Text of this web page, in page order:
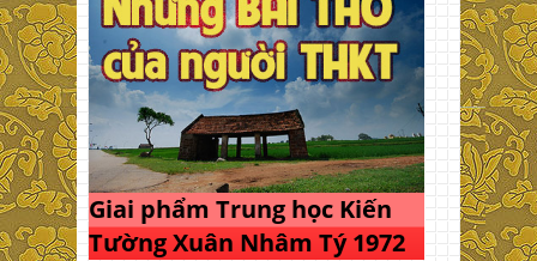
Giai phẩm Trung học Kiến
Tường Xuân Nhâm Tý 1972